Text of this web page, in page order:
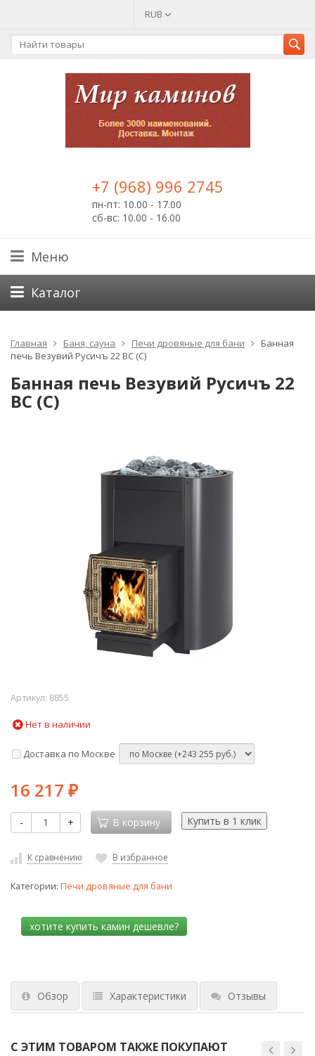
RUB
+7 (968) 996 2745
пн-пт: 10.00 - 17.00
сб-вс: 10.00 - 16.00
Меню
Каталог
Главная Баня, сауна Печи дровяные для бани
Банная
печь Везувий Русичъ 22 ВС (С)
Банная печь Везувий Русичъ 22
ВС (С)
Артикул: 8855
Нет в наличии
Доставка по Москве
16 217 ₽
- + В корзину
К сравнению В избранное
Категории: Печи дровяные для бани
Обзор Характеристики Отзывы
С ЭТИМ ТОВАРОМ ТАКЖЕ ПОКУПАЮТ